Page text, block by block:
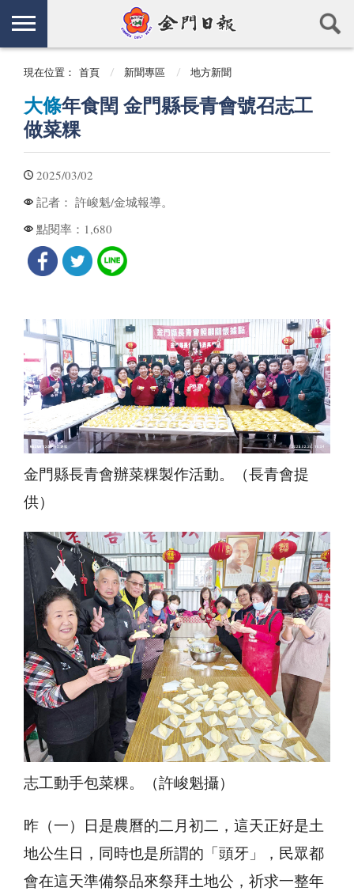
現在位置： 首頁 新聞專區 地方新聞
大條年食閏 金門縣長青會號召志工
做菜粿
2025/03/02
記者： 許峻魁/金城報導。
點閱率： 1,680
金門縣長青會辦菜粿製作活動。（長青會提
供）
志工動手包菜粿。（許峻魁攝）
昨（一）日是農曆的二月初二，這天正好是土
地公生日，同時也是所謂的「頭牙」，民眾都
會在這天準備祭品來祭拜土地公，祈求一整年